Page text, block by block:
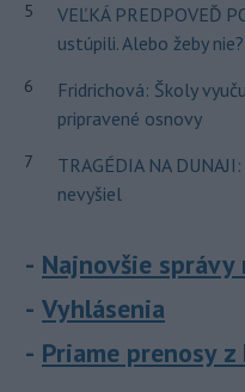
5
VEĽKÁ PREDPOVEĎ
ustúpili. Alebo žeby nie?
6
Fridrichová: Školy
pripravené osnovy
7
TRAGÉDIA NA
nevyšiel
Najnovšie správy
Vyhlásenia
Priame prenosy